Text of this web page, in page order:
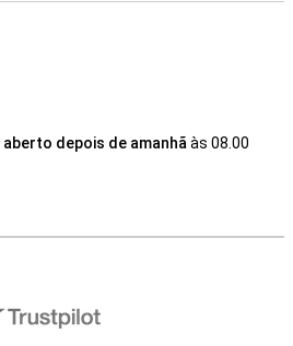
aberto depois de amanhã às 08.00